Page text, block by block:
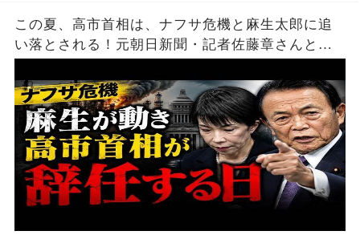
この夏、高市首相は、ナフサ危機と麻生太郎に追
い落とされる！元朝日新聞・記者佐藤章さんと一